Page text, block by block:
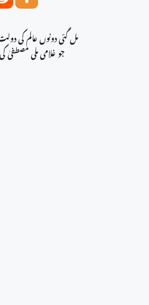
مل گئی دونوں عالم کی
جو غلامی ملی مصطفیٰ